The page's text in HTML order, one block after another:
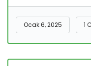
Ocak 6, 2025 1